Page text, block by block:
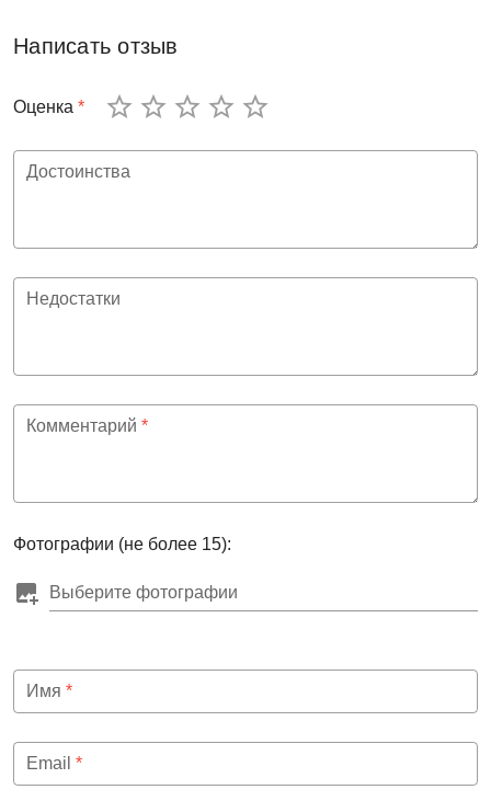
Написать отзыв
Оценка *
Достоинства
Недостатки
Комментарий *
Фотографии (не более 15):
Выберите фотографии
Имя *
Email *